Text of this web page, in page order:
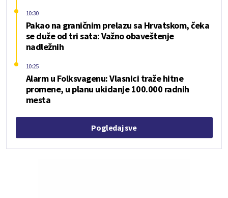
Pakao na graničnim prelazu sa Hrvatskom, čeka
se duže od tri sata: Važno obaveštenje
nadležnih
10:30
Alarm u Folksvagenu: Vlasnici traže hitne
promene, u planu ukidanje 100.000 radnih
mesta
10:25
Pogledaj sve